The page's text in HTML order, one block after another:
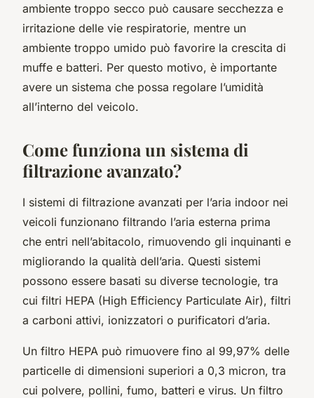
ambiente troppo secco può causare secchezza e
irritazione delle vie respiratorie, mentre un
ambiente troppo umido può favorire la crescita di
muffe e batteri. Per questo motivo, è importante
avere un sistema che possa regolare l’umidità
all’interno del veicolo.
Come funziona un sistema di
filtrazione avanzato?
I sistemi di filtrazione avanzati per l’aria indoor nei
veicoli funzionano filtrando l’aria esterna prima
che entri nell’abitacolo, rimuovendo gli inquinanti e
migliorando la qualità dell’aria. Questi sistemi
possono essere basati su diverse tecnologie, tra
cui filtri HEPA (High Efficiency Particulate Air), filtri
a carboni attivi, ionizzatori o purificatori d’aria.
Un filtro HEPA può rimuovere fino al 99,97% delle
particelle di dimensioni superiori a 0,3 micron, tra
cui polvere, pollini, fumo, batteri e virus. Un filtro